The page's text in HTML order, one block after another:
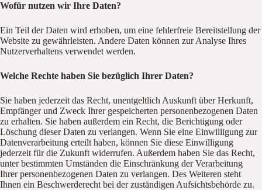
Wofür nutzen wir Ihre Daten?
Ein Teil der Daten wird erhoben, um eine fehlerfreie Bereitstellung der
Website zu gewährleisten. Andere Daten können zur Analyse Ihres
Nutzerverhaltens verwendet werden.
Welche Rechte haben Sie bezüglich Ihrer Daten?
Sie haben jederzeit das Recht, unentgeltlich Auskunft über Herkunft,
Empfänger und Zweck Ihrer gespeicherten personenbezogenen Daten
zu erhalten. Sie haben außerdem ein Recht, die Berichtigung oder
Löschung dieser Daten zu verlangen. Wenn Sie eine Einwilligung zur
Datenverarbeitung erteilt haben, können Sie diese Einwilligung
jederzeit für die Zukunft widerrufen. Außerdem haben Sie das Recht,
unter bestimmten Umständen die Einschränkung der Verarbeitung
Ihrer personenbezogenen Daten zu verlangen. Des Weiteren steht
Ihnen ein Beschwerderecht bei der zuständigen Aufsichtsbehörde zu.